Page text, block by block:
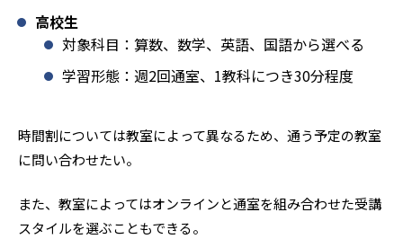
高校生
対象科目：算数、数学、英語、国語から選べる
学習形態：週2回通室、1教科につき30分程度
時間割については教室によって異なるため、通う予定の教室
に問い合わせたい。
また、教室によってはオンラインと通室を組み合わせた受講
スタイルを選ぶこともできる。